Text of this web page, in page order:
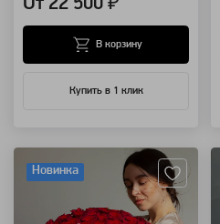
От 22 500 ₽
Купить в 1 клик
В корзину
Новинка